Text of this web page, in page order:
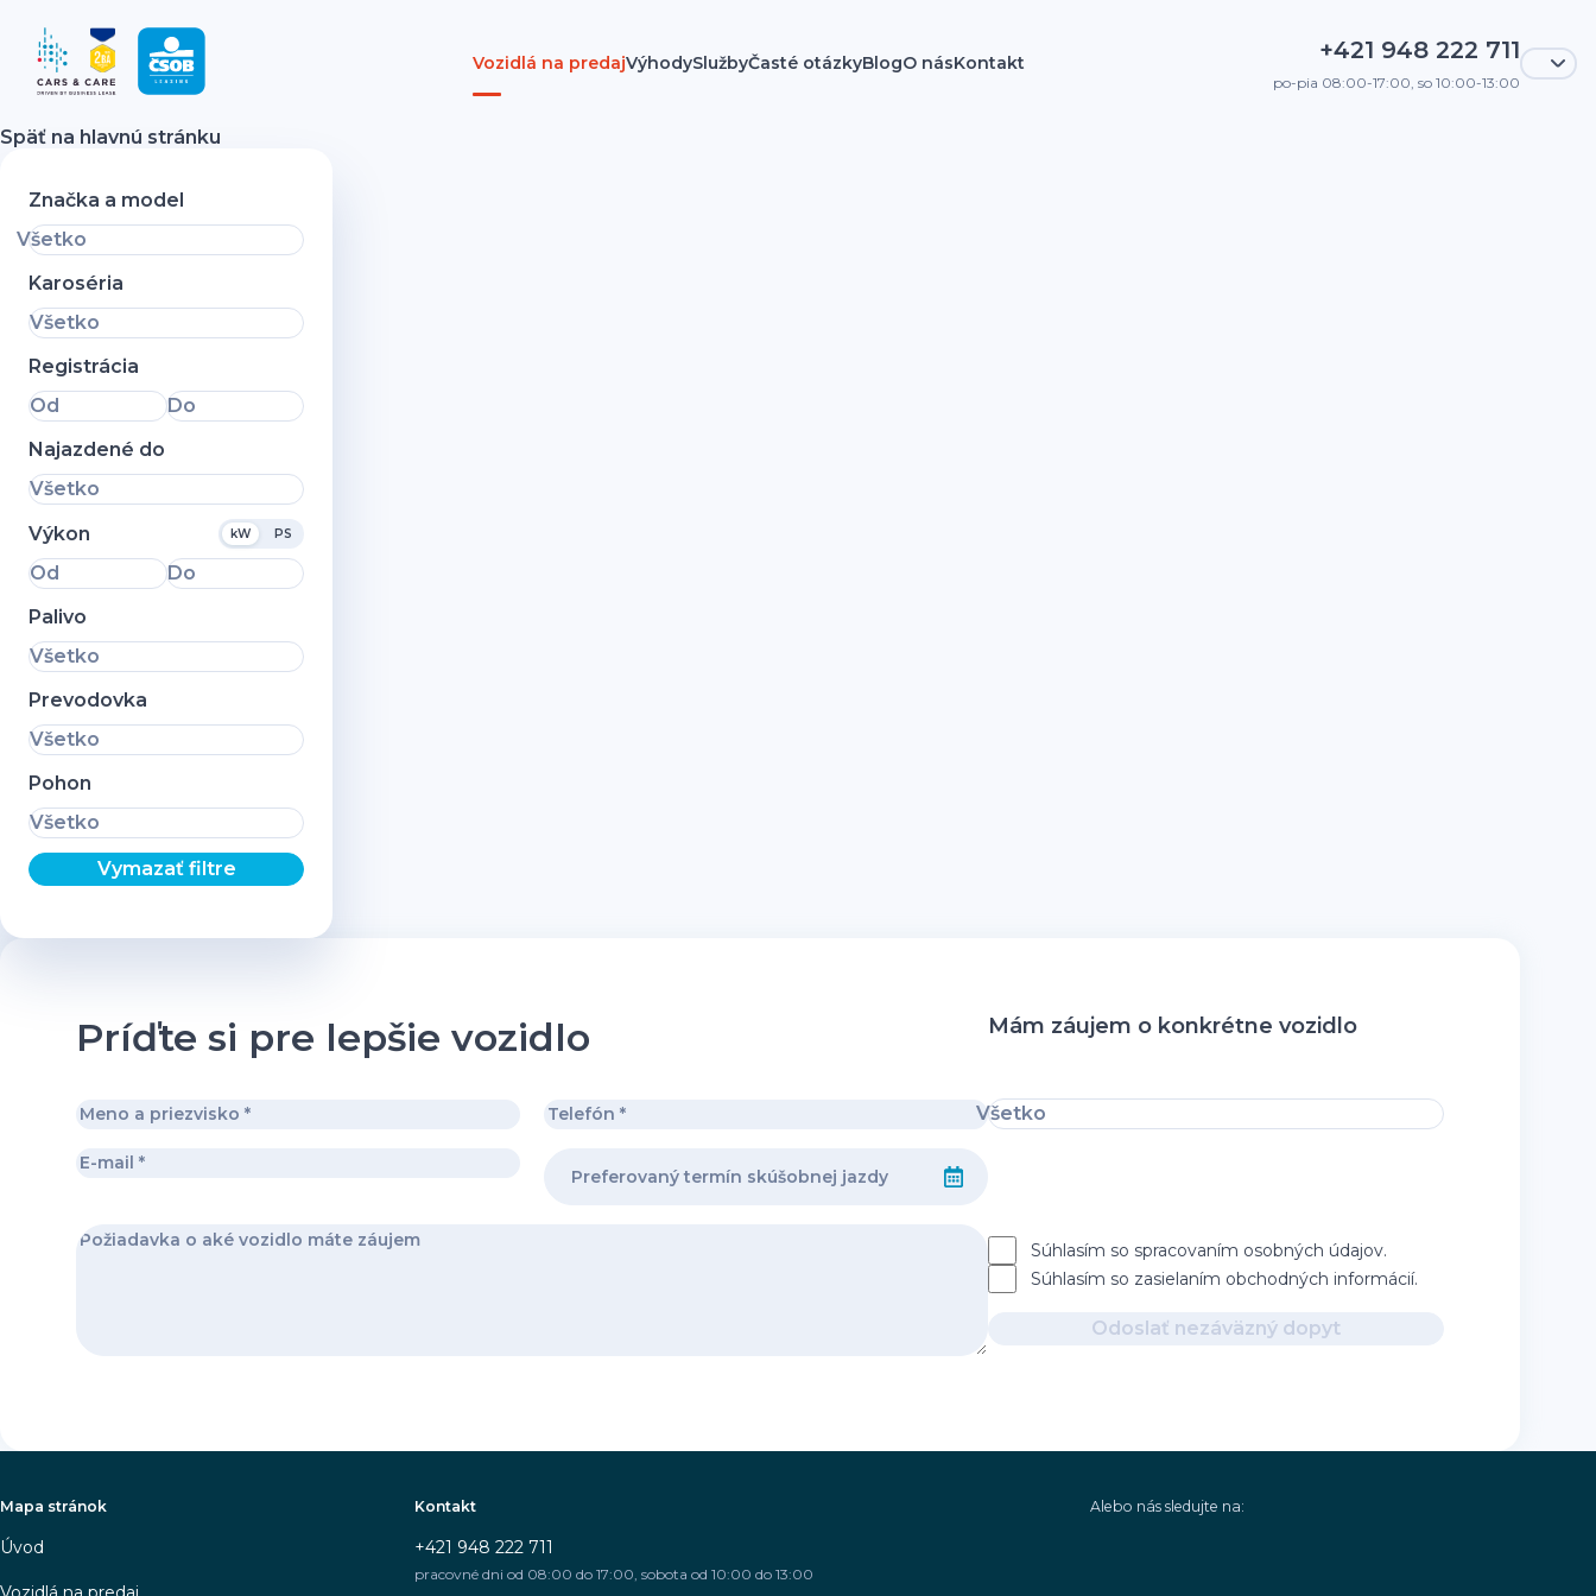
Vozidlá na predajVýhodySlužbyČasté otázkyBlogO násKontakt +421 948 222 711
po-pia 08:00-17:00, so 10:00-13:00
Späť na hlavnú stránku
Značka a model
Všetko
Karoséria
Všetko
Registrácia
Od
Do
Najazdené do
Všetko
Výkon
kW PS
Od
Do
Palivo
Všetko
Prevodovka
Všetko
Pohon
Všetko
Vymazať filtre
Príďte si pre lepšie vozidlo Mám záujem o konkrétne vozidlo
Všetko
Súhlasím so spracovaním osobných údajov.
Súhlasím so zasielaním obchodných informácií.
Odoslať nezáväzný dopyt
Mapa stránok
Úvod
Kontakt
+421 948 222 711
pracovné dni od 08:00 do 17:00, sobota od 10:00 do 13:00
Alebo nás sledujte na: